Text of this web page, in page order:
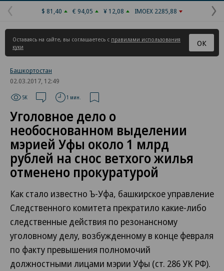
Предыдущая
страница
$ 81,40 € 94,05 ¥ 12,08 IMOEX 2285,88
Оставаясь на сайте, вы соглашаетесь с правилами использования
куки
ОК
Башкортостан
02.03.2017, 12:49
5K 1 мин.
Уголовное дело о
необоснованном выделении
мэрией Уфы около 1 млрд
рублей на снос ветхого жилья
отменено прокуратурой
Как стало известно Ъ-Уфа, башкирское управление
Следственного комитета прекратило какие-либо
следственные действия по резонансному
уголовному делу, возбужденному в конце февраля
по факту превышения полномочий
должностными лицами мэрии Уфы (ст. 286 УК РФ).